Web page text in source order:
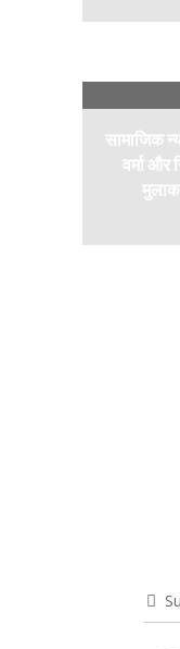
सामाजिक
वर्मा और